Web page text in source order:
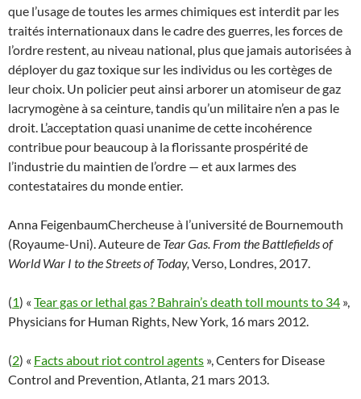
que l’usage de toutes les armes chimiques est interdit par les
traités internationaux dans le cadre des guerres, les forces de
l’ordre restent, au niveau national, plus que jamais autorisées à
déployer du gaz toxique sur les individus ou les cortèges de
leur choix. Un policier peut ainsi arborer un atomiseur de gaz
lacrymogène à sa ceinture, tandis qu’un militaire n’en a pas le
droit. L’acceptation quasi unanime de cette incohérence
contribue pour beaucoup à la florissante prospérité de
l’industrie du maintien de l’ordre — et aux larmes des
contestataires du monde entier.
Anna FeigenbaumChercheuse à l’université de Bournemouth
(Royaume-Uni). Auteure de Tear Gas. From the Battlefields of
World War I to the Streets of Today, Verso, Londres, 2017.
(1) « Tear gas or lethal gas ? Bahrain’s death toll mounts to 34 »,
Physicians for Human Rights, New York, 16 mars 2012.
(2) « Facts about riot control agents », Centers for Disease
Control and Prevention, Atlanta, 21 mars 2013.